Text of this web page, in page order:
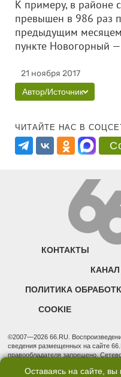
К примеру, в районе
превышен в 986 раз
предыдущим
пункте
21 ноября 2017
Автор/Источник
ЧИТАЙТЕ НАС В
КОНТАКТЫ
КАНАЛ
ПОЛИТИКА
COOKIE
©2007—2026 66.RU.
сведения размещенных на сайте
правообладателя запрещено.
надзору в сфере связи,
Оставаясь на сайте, вы